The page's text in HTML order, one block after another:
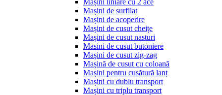
Mașini liniare cu 2 ace
Mașini de surfilat
Mașini de acoperire
Mașini de cusut cheițe
Mașini de cusut nasturi
Masini de cusut butoniere
Mașini de cusut zig-zag
Mașină de cusut cu coloană
Mașini pentru cusătură lanț
Mașini cu dublu transport
Mașini cu triplu transport